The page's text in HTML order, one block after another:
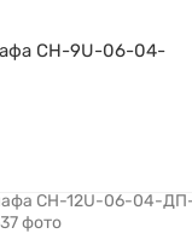
СН-9U-06-04-